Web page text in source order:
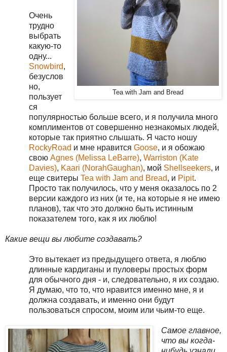
Tea with Jam and Bread
Очень
трудно
выбрать
какую-то
одну...
Snowbird,
безуслов
но,
пользует
ся
популярностью больше всего, и я получила много
комплиментов от совершенно незнакомых людей,
которые так приятно слышать. Я часто ношу
RockyRoad и мне нравитсяGoose, и я обожаю
своюAgnes (Melissa LeBarre),Warriston (Kate
Davies), Kaari (NorahGaughan), мой Shellseekers, и
еще свитерыTea with Jam and Bread, и Pipit.
Просто так получилось, что у меня оказалось по 2
версии каждого из них (и те, на которые я не имею
планов), так что это должно быть истинным
показателем того, как я их люблю!
Какие вещи вы любите создавать?
Это вытекает из предыдущего ответа, я люблю
длинные кардиганы и пуловеры простых форм
для обычного дня - и, следовательно, я их создаю.
Я думаю, что то, что нравится именно мне, я и
должна создавать, и именно они будут
пользоваться спросом, моим или чьим-то еще.
Самое главное,
что вы когда-